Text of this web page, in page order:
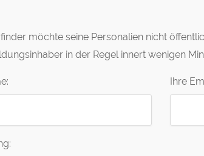
möchte seine Personalien nicht
in der Regel innert wenigen
Ihre